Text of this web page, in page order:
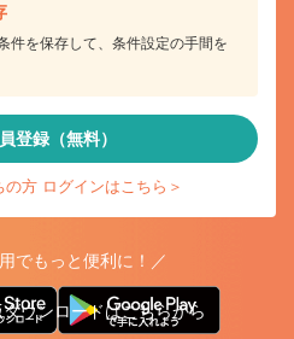
件を保存して、条件設定の手間を
登録（無料）
方 ログインはこちら＞
でもっと便利に！／
ウンロードはこちらから